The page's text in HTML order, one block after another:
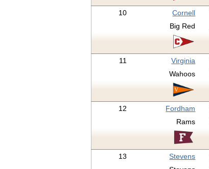
10 Cornell
Big Red
11 Virginia
Wahoos
12 Fordham
Rams
13 Stevens